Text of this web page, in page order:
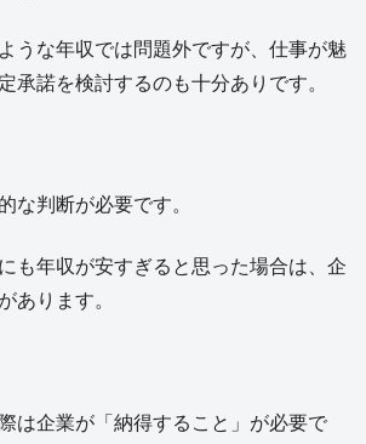
うな年収では問題外ですが、仕事が魅
承諾を検討するのも十分ありです。
な判断が必要です。
も年収が安すぎると思った場合は、企
あります。
は企業が「納得すること」が必要で